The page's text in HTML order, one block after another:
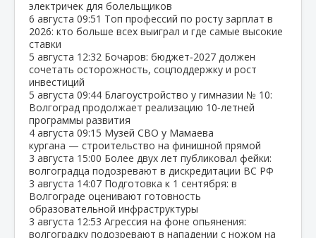
электричек для болельщиков
6 августа 09:51 Топ профессий по росту зарплат в
2026: кто больше всех выиграл и где самые высокие
ставки
5 августа 12:32 Бочаров: бюджет‑2027 должен
сочетать осторожность, соцподдержку и рост
инвестиций
5 августа 09:44 Благоустройство у гимназии № 10:
Волгоград продолжает реализацию 10‑летней
программы развития
4 августа 09:15 Музей СВО у Мамаева
кургана — строительство на финишной прямой
3 августа 15:00 Более двух лет публиковал фейки:
волгоградца подозревают в дискредитации ВС РФ
3 августа 14:07 Подготовка к 1 сентября: в
Волгограде оценивают готовность
образовательной инфраструктуры
3 августа 12:53 Агрессия на фоне опьянения:
волгоградку подозревают в нападении с ножом на